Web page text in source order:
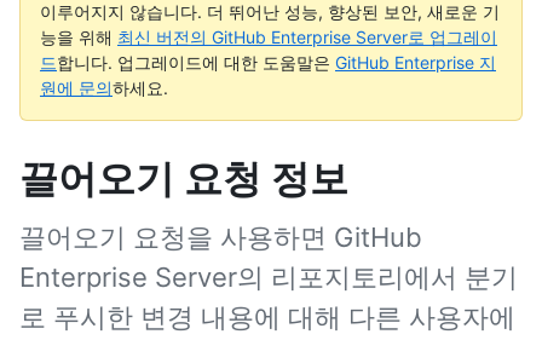
이루어지지 않습니다. 더 뛰어난 성능, 향상된 보안, 새로운 기
능을 위해 최신 버전의 GitHub Enterprise Server로 업그레이
드합니다. 업그레이드에 대한 도움말은 GitHub Enterprise 지
원에 문의하세요.
끌어오기 요청 정보
끌어오기 요청을 사용하면 GitHub
Enterprise Server의 리포지토리에서 분기
로 푸시한 변경 내용에 대해 다른 사용자에